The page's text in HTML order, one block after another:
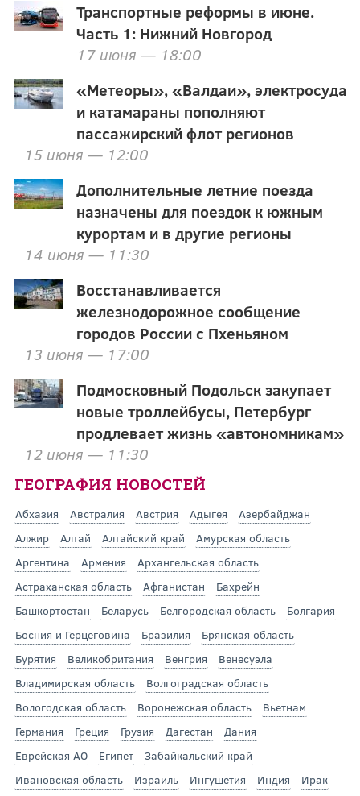
Транспортные реформы в июне.
Часть 1: Нижний Новгород
17 июня — 18:00
«Метеоры», «Валдаи», электросуда
и катамараны пополняют
пассажирский флот регионов
15 июня — 12:00
Дополнительные летние поезда
назначены для поездок к южным
курортам и в другие регионы
14 июня — 11:30
Восстанавливается
железнодорожное сообщение
городов России с Пхеньяном
13 июня — 17:00
Подмосковный Подольск закупает
новые троллейбусы, Петербург
продлевает жизнь «автономникам»
12 июня — 11:30
ГЕОГРАФИЯ НОВОСТЕЙ
Абхазия Австралия Австрия Адыгея
Азербайджан
Алжир
Алтай Алтайский край
Амурская область
Аргентина
Армения
Архангельская область
Астраханская область
Афганистан
Бахрейн
Башкортостан
Беларусь Белгородская область
Болгария
Босния и Герцеговина
Бразилия
Брянская область
Бурятия
Великобритания Венгрия
Венесуэла
Владимирская область
Волгоградская область
Вологодская область
Воронежская область
Вьетнам
Германия
Греция Грузия Дагестан
Дания
Еврейская АО
Египет
Забайкальский край
Ивановская область
Израиль Ингушетия Индия Ирак